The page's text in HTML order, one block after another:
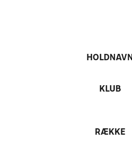
HOLDNAVN
KLUB
RÆKKE